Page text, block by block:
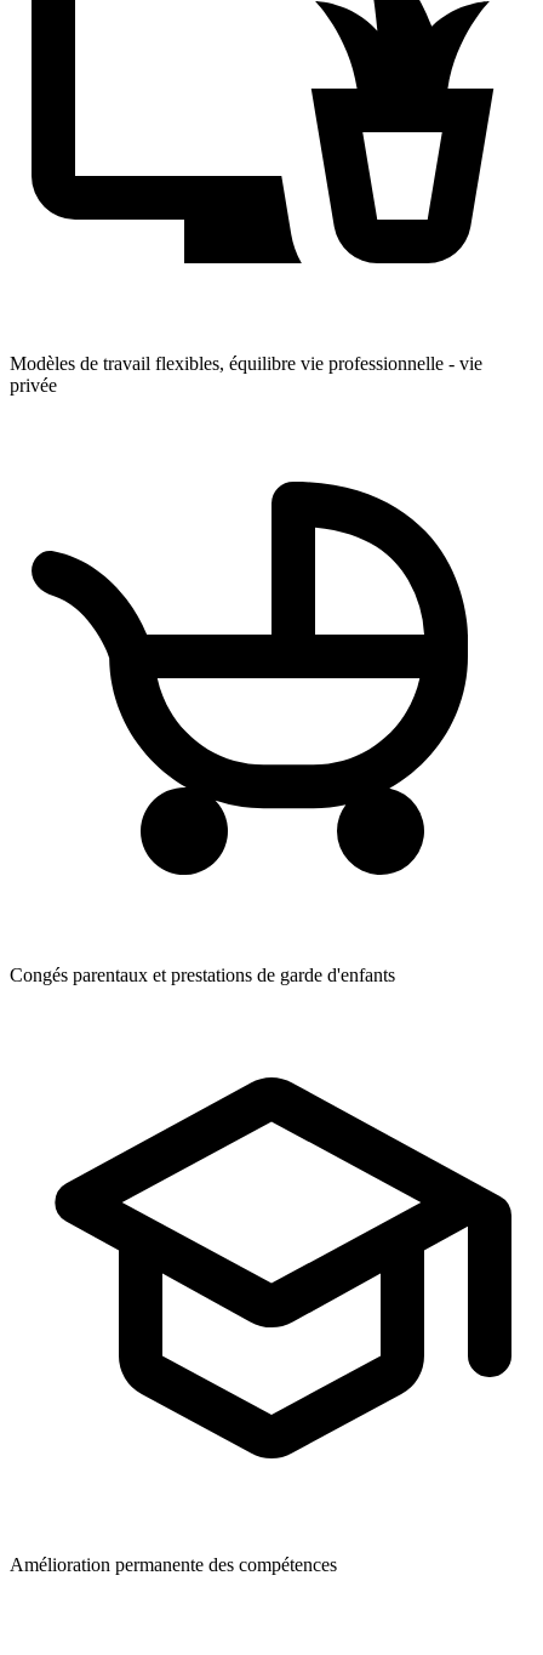
Modèles de travail flexibles, équilibre vie professionnelle - vie
privée
Congés parentaux et prestations de garde d'enfants
Amélioration permanente des compétences